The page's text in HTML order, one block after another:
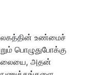
உண்மைச்
பொழுதுபோக்கு
அதன்